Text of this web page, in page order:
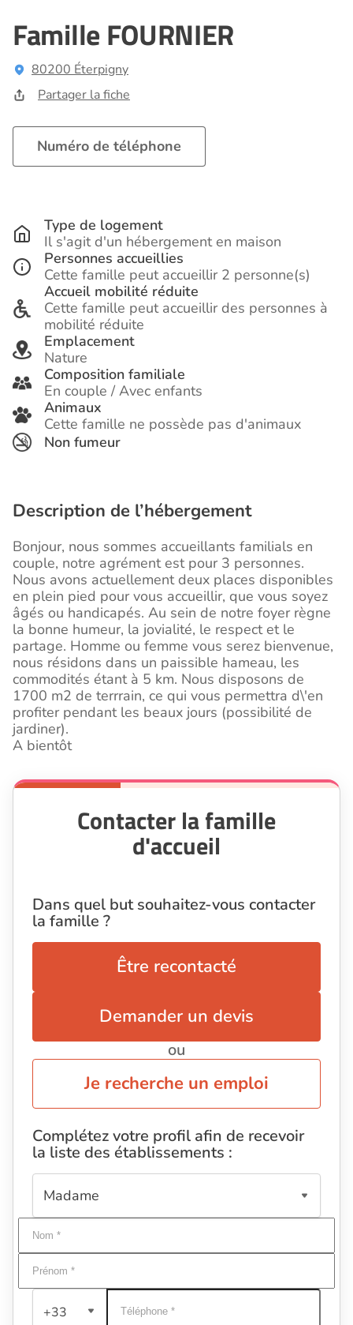
Famille FOURNIER
80200 Éterpigny
Partager la fiche
Numéro de téléphone
Type de logement
Il s'agit d'un hébergement en maison
Personnes accueillies
Cette famille peut accueillir 2 personne(s)
Accueil mobilité réduite
Cette famille peut accueillir des personnes à
mobilité réduite
Emplacement
Nature
Composition familiale
En couple / Avec enfants
Animaux
Cette famille ne possède pas d'animaux
Non fumeur
Description de l’hébergement
Bonjour, nous sommes accueillants familials en
couple, notre agrément est pour 3 personnes.
Nous avons actuellement deux places disponibles
en plein pied pour vous accueillir, que vous soyez
âgés ou handicapés. Au sein de notre foyer règne
la bonne humeur, la jovialité, le respect et le
partage. Homme ou femme vous serez bienvenue,
nous résidons dans un paissible hameau, les
commodités étant à 5 km. Nous disposons de
1700 m2 de terrrain, ce qui vous permettra d\'en
profiter pendant les beaux jours (possibilité de
jardiner).
A bientôt
Contacter la famille
d'accueil
Dans quel but souhaitez-vous contacter
la famille ?
Être recontacté
Demander un devis
ou
Je recherche un emploi
Complétez votre profil afin de recevoir
la liste des établissements :
+33